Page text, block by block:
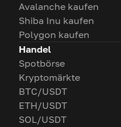
Avalanche kaufen
Shiba Inu kaufen
Polygon kaufen
Handel
Spotbörse
Kryptomärkte
BTC/USDT
ETH/USDT
SOL/USDT